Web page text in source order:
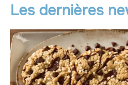
Les dernières